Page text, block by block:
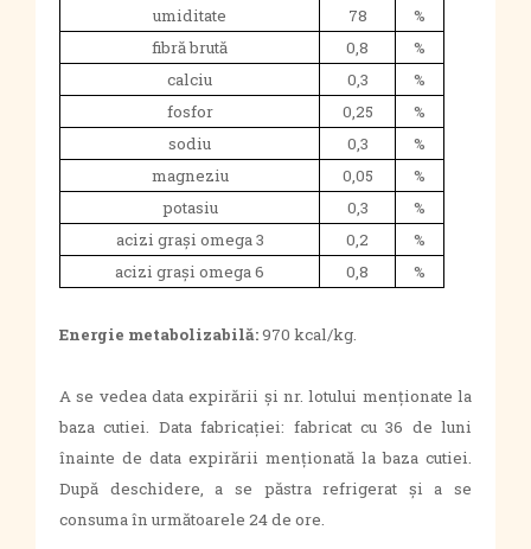
umiditate 78
%
fibră brută
0,8
%
calciu
0,3
%
fosfor
0,25
%
sodiu
0,3
%
magneziu
0,05
%
potasiu
0,3
%
acizi grași omega 3
0,2
%
acizi grași omega 6
0,8 %
Energie metabolizabilă:970 kcal/kg.
A se vedea data expirării și nr. lotului menționate la
baza cutiei. Data fabricației: fabricat cu 36 de luni
înainte de data expirării menționată la baza cutiei.
După deschidere, a se păstra refrigerat și a se
consuma în următoarele 24 de ore.